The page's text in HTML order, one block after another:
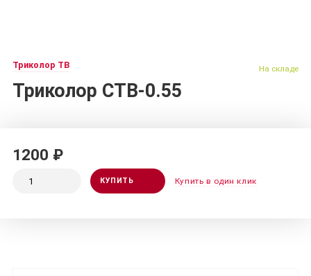
Триколор ТВ
Триколор СТВ-0.55
На складе
1200 ₽
КУПИТЬ Купить в один клик